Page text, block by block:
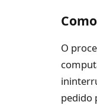
O
pedido